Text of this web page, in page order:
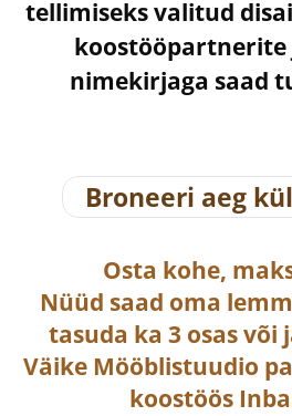
tellimiseks valitud
koostööpartnerite
nimekirjaga saad
Broneeri aeg
Osta kohe,
Nüüd saad oma
tasuda ka 3 osas või
Väike Mööblistuudio
koostöös